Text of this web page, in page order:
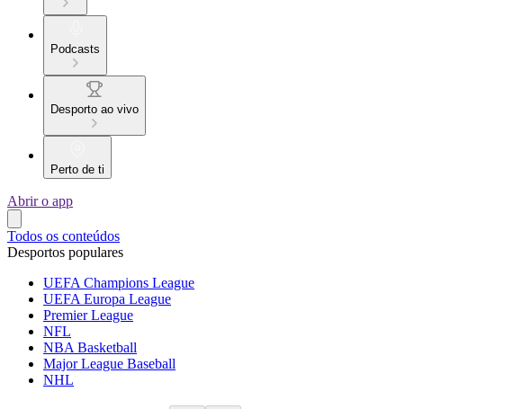
Podcasts
Desporto ao vivo
Perto de ti
Abrir o app
Todos os conteúdos
Desportos populares
UEFA Champions League
UEFA Europa League
Premier League
NFL
NBA Basketball
Major League Baseball
NHL